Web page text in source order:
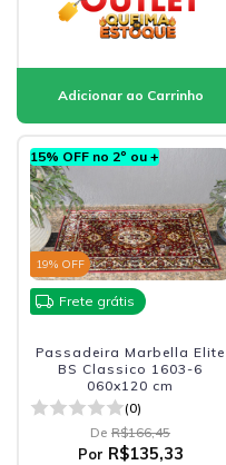
15% OFF no 2º ou +
19% OFF
Frete grátis
Passadeira Marbella Elite
BS Classico 1603-6
060x120 cm
(0)
De R$166,45
Por R$135,33